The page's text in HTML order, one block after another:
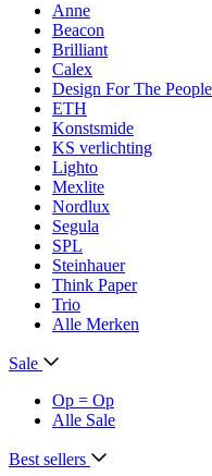
Anne
Beacon
Brilliant
Calex
Design For The People
ETH
Konstsmide
KS verlichting
Lighto
Mexlite
Nordlux
Segula
SPL
Steinhauer
Think Paper
Trio
Alle Merken
Sale
Op = Op
Alle Sale
Best sellers